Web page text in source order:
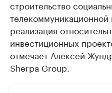
строительство
реализация
инвестиционных
отмечает Алексей
Sherpa Group.